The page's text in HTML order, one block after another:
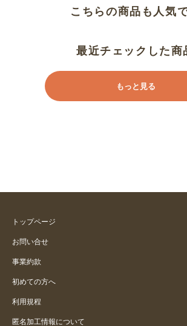
こちらの商品も人気
最近チェックした商
もっと見る
トップページ
お問い合せ
事業約款
初めての方へ
利用規程
匿名加工情報について